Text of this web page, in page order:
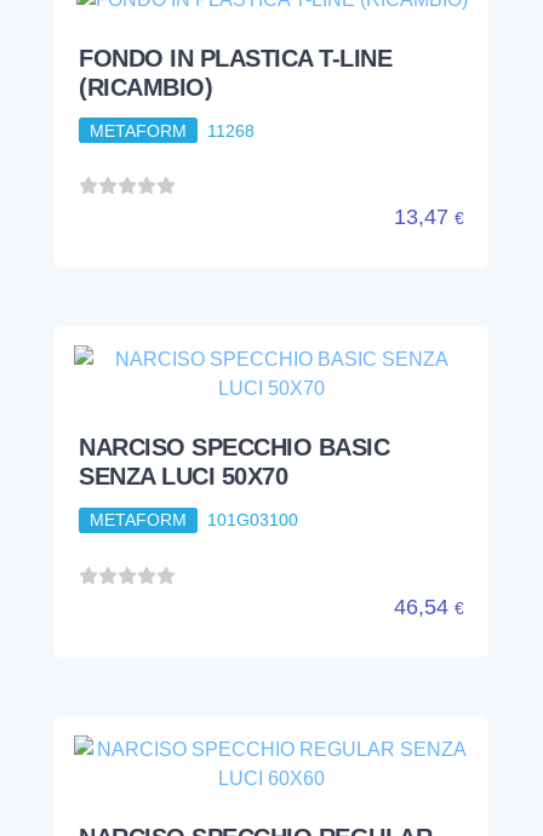
FONDO IN PLASTICA T-LINE
(RICAMBIO)
METAFORM 11268
13,47 €
NARCISO SPECCHIO BASIC
SENZA LUCI 50X70
METAFORM 101G03100
46,54 €